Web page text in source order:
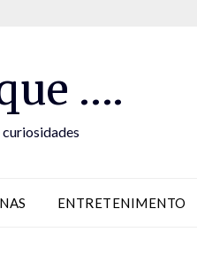
….
ENTRETENIMENTO